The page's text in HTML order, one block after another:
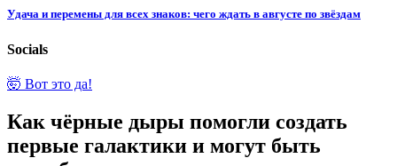
Удача и перемены для всех знаков: чего ждать в августе по звёздам
Socials
🤯 Вот это да!
Как чёрные дыры помогли создать
первые галактики и могут быть